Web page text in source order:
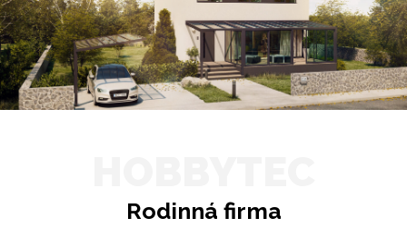
Rodinná firma